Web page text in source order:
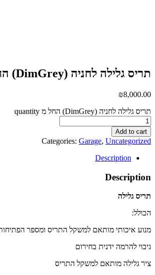
תריס גלילה לחניה (DimGrey) החל מ
₪8,000.00
תריס גלילה לחניה (DimGrey) החל מ quantity
Add to cart
Categories: Garage, Uncategorized
Description
Description
תריס גלילה
הכולל:
מנוע איכותי מותאם למשקל התריס ומספר
גיבוי להרמה ידנית בחירום
ציר גלילה מותאם למשקל התריס